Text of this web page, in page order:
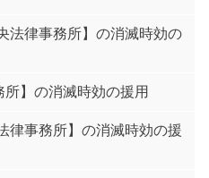
法律事務所】の消滅時効の
所】の消滅時効の援用
律事務所】の消滅時効の援